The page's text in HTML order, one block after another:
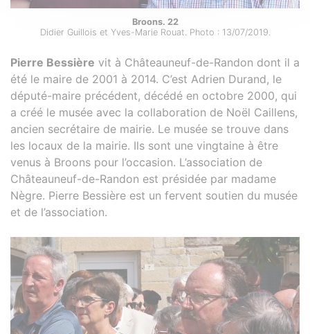
Broons. 22
Didier Guillois et Yves-Marie Rouat. Photo : 13/07/2019.
Pierre Bessière vit à Châteauneuf-de-Randon dont il a
été le maire de 2001 à 2014. C’est Adrien Durand, le
député-maire précédent, décédé en octobre 2000, qui
a créé le musée avec la collaboration de Noël Caillens,
ancien secrétaire de mairie. Le musée se trouve dans
les locaux de la mairie. Ils sont une vingtaine à être
venus à Broons pour l’occasion. L’association de
Châteauneuf-de-Randon est présidée par madame
Nègre. Pierre Bessière est un fervent soutien du musée
et de l’association.